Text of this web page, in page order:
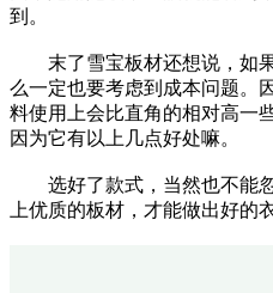
到。
末了雪宝板材还想说，如果
么一定也要考虑到成本问题。
料使用上会比直角的相对高一
因为它有以上几点好处嘛。
选好了款式，当然也不能忽
上优质的板材，才能做出好的